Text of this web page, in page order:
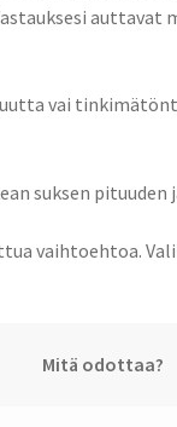
vai
suksen
vaihtoehtoa.
Mitä odottaa?